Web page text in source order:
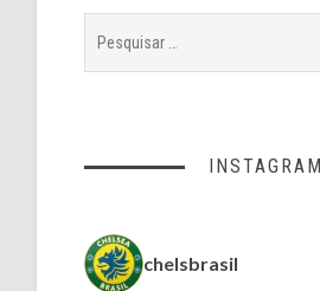
INSTAGRAM
chelsbrasil